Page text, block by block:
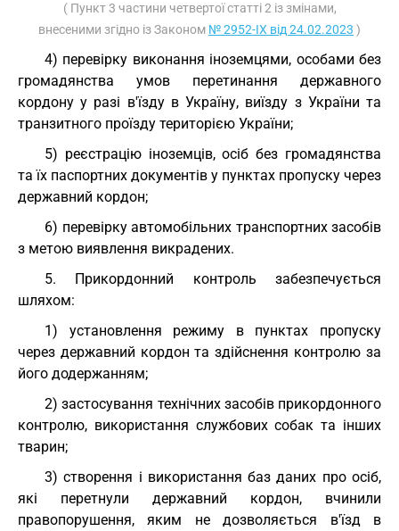
( Пункт 3 частини четвертої статті 2 із змінами,
внесеними згідно із Законом № 2952-IX від 24.02.2023 )
4) перевірку виконання іноземцями, особами без
громадянства умов перетинання державного
кордону у разі в'їзду в Україну, виїзду з України та
транзитного проїзду територією України;
5) реєстрацію іноземців, осіб без громадянства
та їх паспортних документів у пунктах пропуску через
державний кордон;
6) перевірку автомобільних транспортних засобів
з метою виявлення викрадених.
5. Прикордонний контроль забезпечується
шляхом:
1) установлення режиму в пунктах пропуску
через державний кордон та здійснення контролю за
його додержанням;
2) застосування технічних засобів прикордонного
контролю, використання службових собак та інших
тварин;
3) створення і використання баз даних про осіб,
які перетнули державний кордон, вчинили
правопорушення, яким не дозволяється в'їзд в